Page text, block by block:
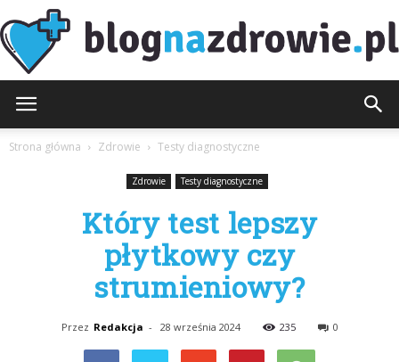
Strona główna Zdrowie Testy diagnostyczne
Zdrowie Testy diagnostyczne
Który test lepszy
płytkowy czy
strumieniowy?
Przez Redakcja - 28 września 2024 235 0